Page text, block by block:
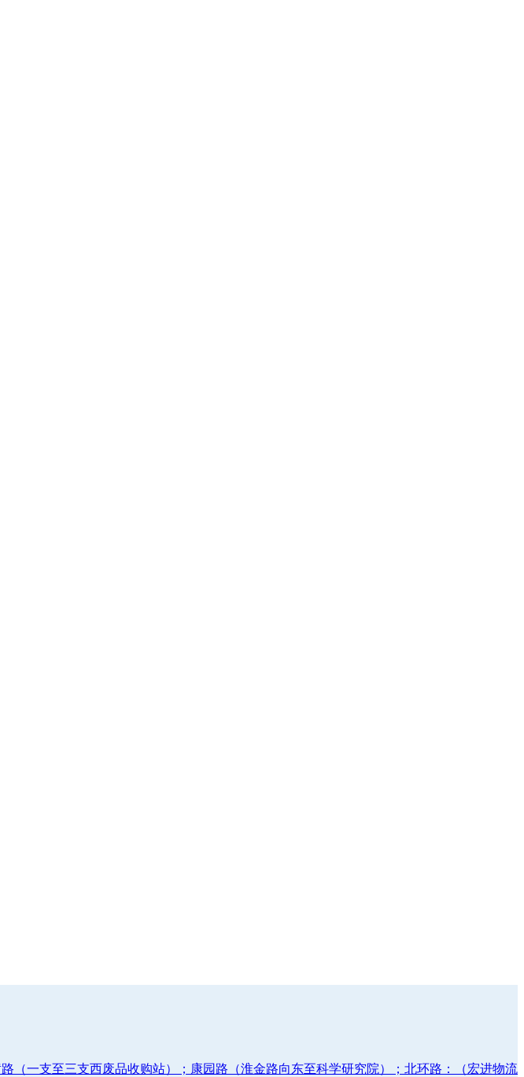
（一支至三支西废品收购站）；康园路（淮金路向东至科学研究院）；北环路：（宏进物流